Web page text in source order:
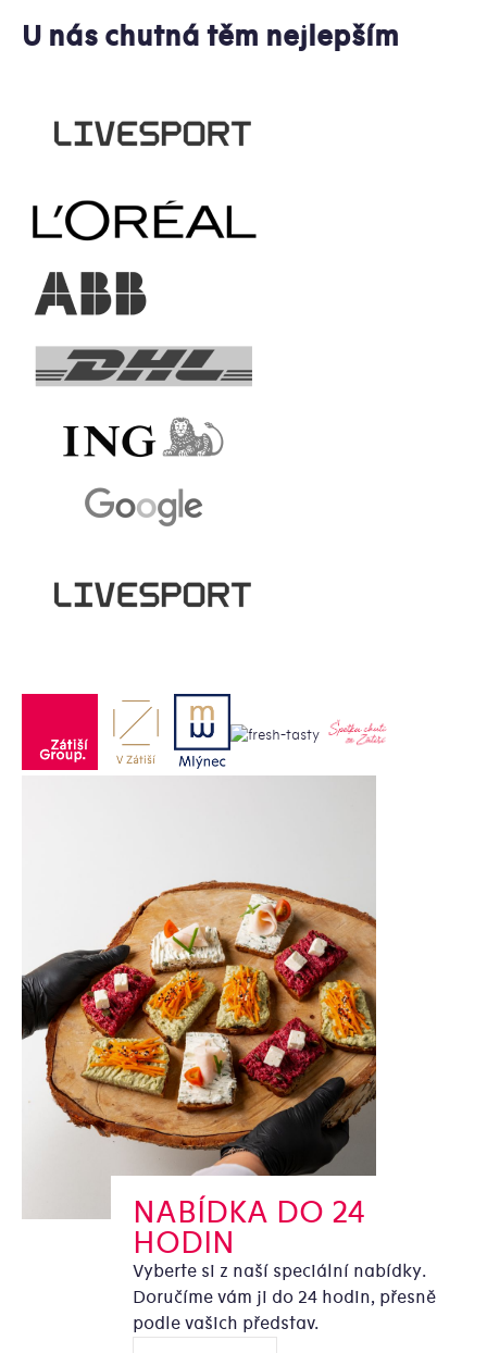
U nás chutná těm nejlepším
NABÍDKA DO 24
HODIN
Vyberte si z naší speciální nabídky.
Doručíme vám ji do 24 hodin, přesně
podle vašich představ.